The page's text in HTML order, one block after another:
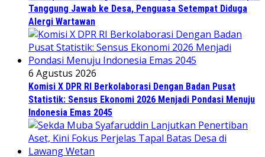
Tanggung Jawab ke Desa, Penguasa Setempat Diduga
Alergi Wartawan
6 Agustus 2026
Komisi X DPR RI Berkolaborasi Dengan Badan Pusat
Statistik: Sensus Ekonomi 2026 Menjadi Pondasi Menuju
Indonesia Emas 2045